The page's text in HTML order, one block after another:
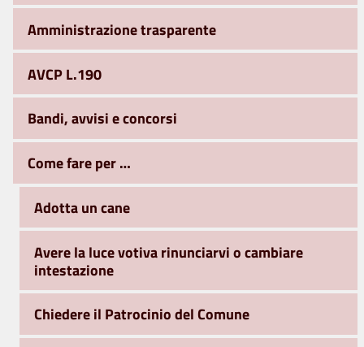
Amministrazione trasparente
AVCP L.190
Bandi, avvisi e concorsi
Come fare per …
Adotta un cane
Avere la luce votiva rinunciarvi o cambiare
intestazione
Chiedere il Patrocinio del Comune